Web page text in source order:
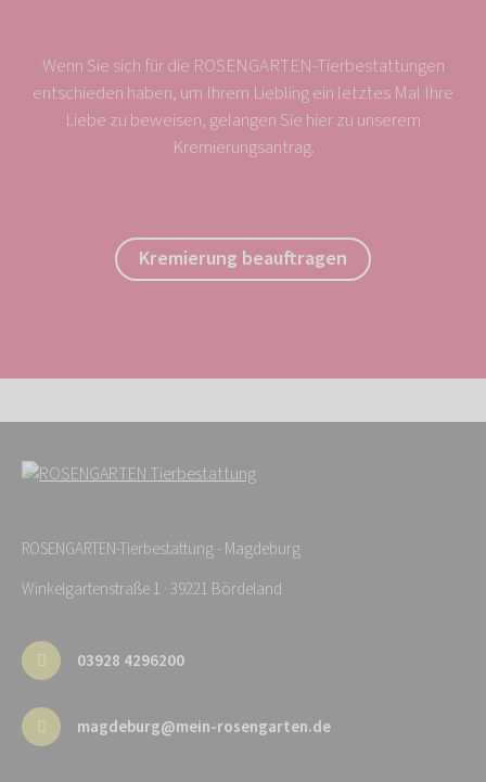
Wenn Sie sich für die ROSENGARTEN-Tierbestattungen
entschieden haben, um Ihrem Liebling ein letztes Mal Ihre
Liebe zu beweisen, gelangen Sie hier zu unserem
Kremierungsantrag.
Kremierung beauftragen
ROSENGARTEN-Tierbestattung - Magdeburg
Winkelgartenstraße 1 · 39221 Bördeland
03928 4296200
magdeburg@mein-rosengarten.de